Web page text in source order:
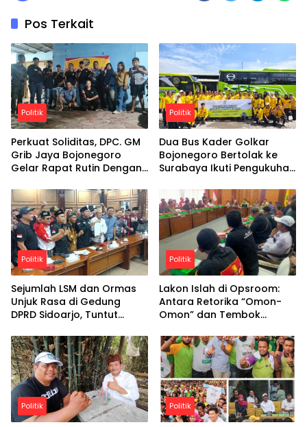
Pos Terkait
Politik
Perkuat Soliditas, DPC. GM
Grib Jaya Bojonegoro
Gelar Rapat Rutin Dengan
DPC GM Grib Jaya
Bojonegoro optimistis
terus menghadirkan
program positif yang
bermanfaat bagi anggota
dan masyarakat luas.
Politik
Dua Bus Kader Golkar
Bojonegoro Bertolak ke
Surabaya Ikuti Pengukuhan
Politik
Sejumlah LSM dan Ormas
Unjuk Rasa di Gedung
DPRD Sidoarjo, Tuntut
dan Wakil Bupati
Politik
Lakon Islah di Opsroom:
Antara Retorika “Omon-
Omon” dan Tembok
Politik Politik